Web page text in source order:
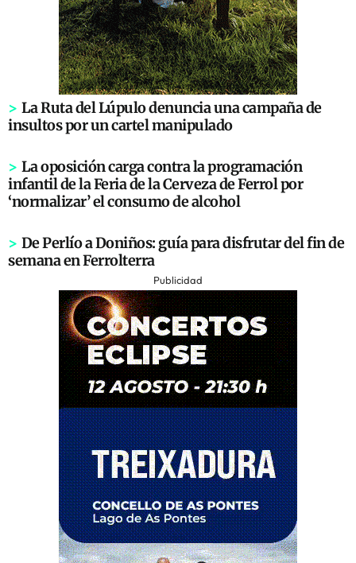
> La Ruta del Lúpulo denuncia una campaña de
insultos por un cartel manipulado
> La oposición carga contra la programación
infantil de la Feria de la Cerveza de Ferrol por
‘normalizar’ el consumo de alcohol
> De Perlío a Doniños: guía para disfrutar del fin de
semana en Ferrolterra
Publicidad